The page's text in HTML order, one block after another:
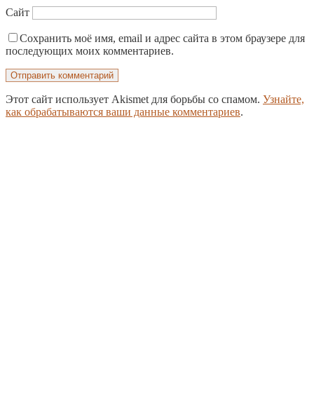
Сайт
Сохранить моё имя, email и адрес сайта в этом браузере для
последующих моих комментариев.
Этот сайт использует Akismet для борьбы со спамом. Узнайте,
как обрабатываются ваши данные комментариев.